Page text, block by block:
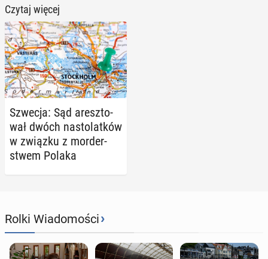
Czytaj więcej
Szwecja: Sąd aresz­to­
wał dwóch na­sto­lat­ków
w związku z mor­der­
stwem Polaka
Rolki Wiadomości›